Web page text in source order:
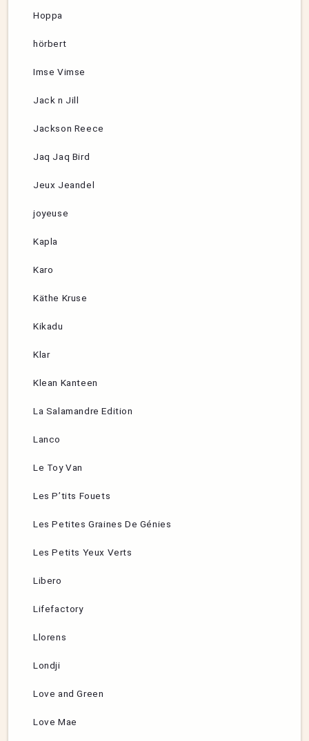
Hoppa
hörbert
Imse Vimse
Jack n Jill
Jackson Reece
Jaq Jaq Bird
Jeux Jeandel
joyeuse
Kapla
Karo
Käthe Kruse
Kikadu
Klar
Klean Kanteen
La Salamandre Edition
Lanco
Le Toy Van
Les P’tits Fouets
Les Petites Graines De Génies
Les Petits Yeux Verts
Libero
Lifefactory
Llorens
Londji
Love and Green
Love Mae